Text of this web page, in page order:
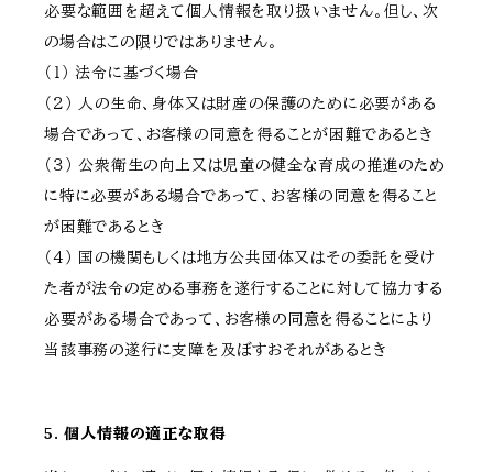
必要な範囲を超えて個人情報を取り扱いません。但し、次
の場合はこの限りではありません。
（１） 法令に基づく場合
（２） 人の生命、身体又は財産の保護のために必要がある
場合であって、お客様の同意を得ることが困難であるとき
（３） 公衆衛生の向上又は児童の健全な育成の推進のため
に特に必要がある場合であって、お客様の同意を得ること
が困難であるとき
（４） 国の機関もしくは地方公共団体又はその委託を受け
た者が法令の定める事務を遂行することに対して協力する
必要がある場合であって、お客様の同意を得ることにより
当該事務の遂行に支障を及ぼすおそれがあるとき
5. 個人情報の適正な取得